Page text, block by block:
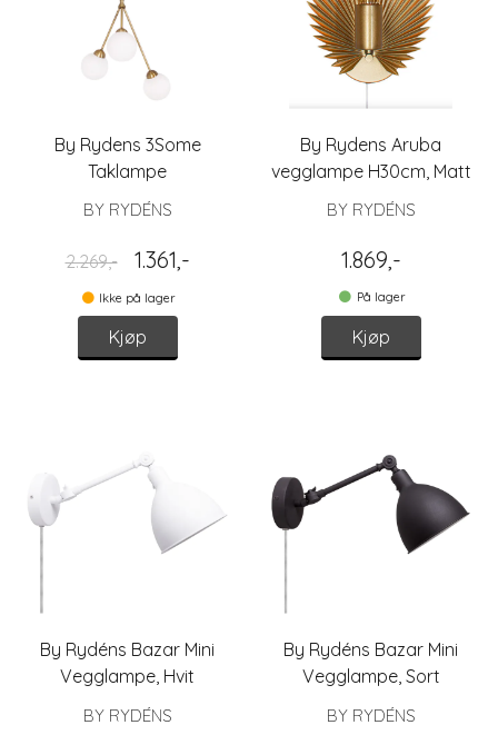
By Rydens 3Some
Taklampe
BY RYDÉNS
2.269,- 1.361,-
Ikke på lager
Kjøp
By Rydens Aruba
vegglampe H30cm, Matt
gull
BY RYDÉNS
1.869,-
På lager
Kjøp
By Rydéns Bazar Mini
Vegglampe, Hvit
BY RYDÉNS
By Rydéns Bazar Mini
Vegglampe, Sort
BY RYDÉNS